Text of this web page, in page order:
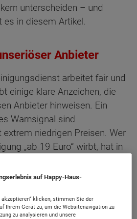
unterscheiden – und
es in diesem Artikel.
Anbieter
arbeitet fair und
einige klare Anzeichen, die
Anbieter hinweisen. Ein
Warnsignal sind
niedrigen Preisen. Wer
„ab 19 Euro“ wirbt, hat in
– am Ende steht eine
überzogenen Zusatzkosten.
ist Vorsicht geboten.
auf Happy-Haus-
akzeptieren“ klicken, stimmen Sie der
Ihrem Gerät zu, um die Websitenavigation zu
zu analysieren und unsere